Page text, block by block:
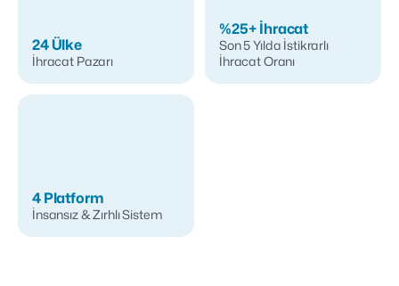
24 Ülke
İhracat Pazarı
%25+ İhracat
Son 5 Yılda İstikrarlı
İhracat Oranı
4 Platform
İnsansız & Zırhlı Sistem